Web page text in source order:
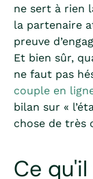
ne sert à rien
la partenaire
preuve
Et bien sûr,
ne faut pas
couple en
bilan sur «
chose de très
Ce